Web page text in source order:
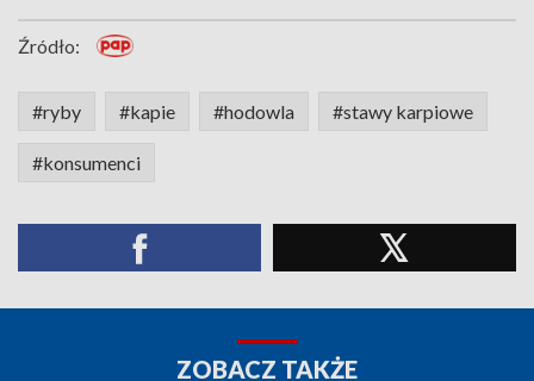
Źródło:
#ryby #kapie #hodowla #stawy karpiowe
#konsumenci
ZOBACZ TAKŻE